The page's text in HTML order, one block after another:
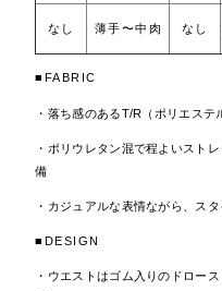
なし 薄手〜中肉 なし
■FABRIC
・落ち感のあるT/R（ポリエステ
・ポリウレタン混で程よいスト
備
・カジュアルな表情ながら、ス
■DESIGN
・ウエストはゴム入りのドロー